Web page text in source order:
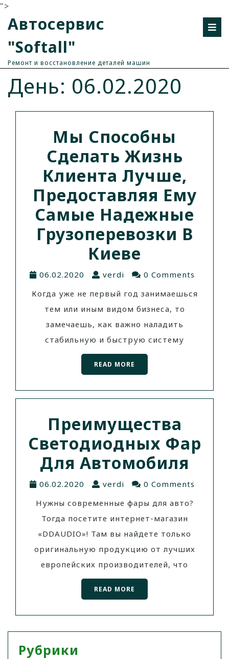
">
Автосервис
"Softall"
Ремонт и восстановление деталей машин
День: 06.02.2020
Мы Способны
Сделать Жизнь
Клиента Лучше,
Предоставляя Ему
Самые Надежные
Грузоперевозки В
Киеве
06.02.2020 verdi
0 Comments
Когда уже не первый год занимаешься
тем или иным видом бизнеса, то
замечаешь, как важно наладить
стабильную и быструю систему
READ MORE
Преимущества
Светодиодных Фар
Для Автомобиля
06.02.2020 verdi
0 Comments
Нужны современные фары для авто?
Тогда посетите интернет-магазин
«DDAUDIO»! Там вы найдете только
оригинальную продукцию от лучших
европейских производителей, что
READ MORE
Рубрики